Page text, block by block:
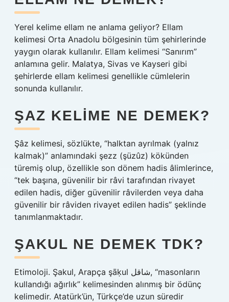
Yerel kelime ellam ne anlama geliyor? Ellam
kelimesi Orta Anadolu bölgesinin tüm şehirlerinde
yaygın olarak kullanılır. Ellam kelimesi “Sanırım”
anlamına gelir. Malatya, Sivas ve Kayseri gibi
şehirlerde ellam kelimesi genellikle cümlelerin
sonunda kullanılır.
ŞAZ KELIME NE DEMEK?
Şâz kelimesi, sözlükte, “halktan ayrılmak (yalnız
kalmak)” anlamındaki şezz (şüzûz) kökünden
türemiş olup, özellikle son dönem hadis âlimlerince,
“tek başına, güvenilir bir râvi tarafından rivayet
edilen hadis, diğer güvenilir râvilerden veya daha
güvenilir bir râviden rivayet edilen hadis” şeklinde
tanımlanmaktadır.
ŞAKUL NE DEMEK TDK?
Etimoloji. Şakul, Arapça şāḳul شاقل, “masonların
kullandığı ağırlık” kelimesinden alınmış bir ödünç
kelimedir. Atatürk’ün, Türkçe’de uzun süredir